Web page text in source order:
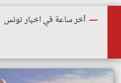
أخر ساعة في اخبار تونس